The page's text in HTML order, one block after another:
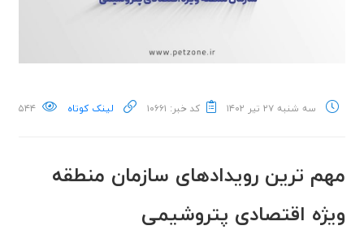
سه شنبه ۲۷ تیر ۱۴۰۲ کد خبر: ۱۰۶۶۱ لینک کوتاه ۵۴۴
مهم ترین رویدادهای سازمان منطقه
ویژه اقتصادی پتروشیمی